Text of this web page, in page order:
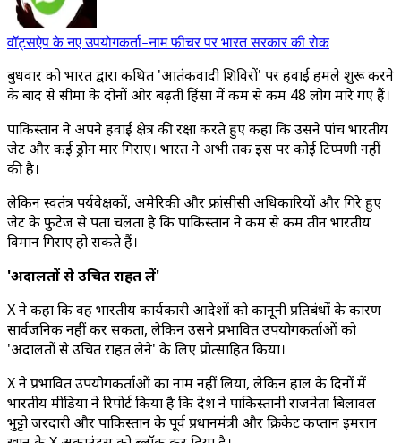
वॉट्सऐप के नए उपयोगकर्ता-नाम फीचर पर भारत सरकार की रोक
बुधवार को भारत द्वारा कथित 'आतंकवादी शिविरों' पर हवाई हमले शुरू करने
के बाद से सीमा के दोनों ओर बढ़ती हिंसा में कम से कम 48 लोग मारे गए हैं।
पाकिस्तान ने अपने हवाई क्षेत्र की रक्षा करते हुए कहा कि उसने पांच भारतीय
जेट और कई ड्रोन मार गिराए। भारत ने अभी तक इस पर कोई टिप्पणी नहीं
की है।
लेकिन स्वतंत्र पर्यवेक्षकों, अमेरिकी और फ्रांसीसी अधिकारियों और गिरे हुए
जेट के फुटेज से पता चलता है कि पाकिस्तान ने कम से कम तीन भारतीय
विमान गिराए हो सकते हैं।
'अदालतों से उचित राहत लें'
X ने कहा कि वह भारतीय कार्यकारी आदेशों को कानूनी प्रतिबंधों के कारण
सार्वजनिक नहीं कर सकता, लेकिन उसने प्रभावित उपयोगकर्ताओं को
'अदालतों से उचित राहत लेने' के लिए प्रोत्साहित किया।
X ने प्रभावित उपयोगकर्ताओं का नाम नहीं लिया, लेकिन हाल के दिनों में
भारतीय मीडिया ने रिपोर्ट किया है कि देश ने पाकिस्तानी राजनेता बिलावल
भुट्टो जरदारी और पाकिस्तान के पूर्व प्रधानमंत्री और क्रिकेट कप्तान इमरान